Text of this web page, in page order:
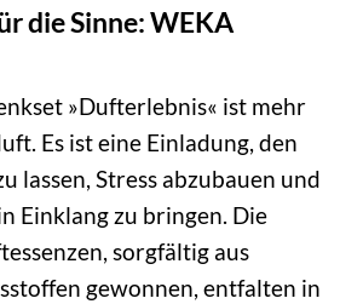
die Sinne: WEKA
»Dufterlebnis« ist mehr
Es ist eine Einladung, den
lassen, Stress abzubauen und
Einklang zu bringen. Die
sorgfältig aus
gewonnen, entfalten in